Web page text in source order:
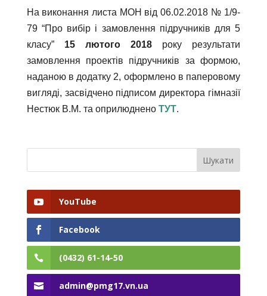
На виконання листа МОН від 06.02.2018 № 1/9-
79 “Про вибір і замовлення підручників для 5
класу” 15 лютого 2018 року результати
замовлення проектів підручників за формою,
наданою в додатку 2, оформлено в паперовому
вигляді, засвідчено підписом директора гімназії
Нестюк В.М. та оприлюднено ТУТ.
YouTube
Facebook
(0432) 61-14-50
admin@pmg17.vn.ua